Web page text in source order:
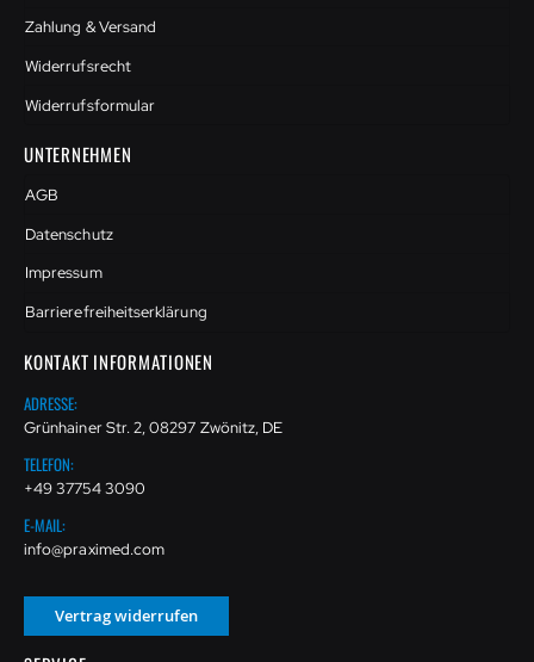
Zahlung & Versand
Widerrufsrecht
Widerrufsformular
UNTERNEHMEN
AGB
Datenschutz
Impressum
Barrierefreiheitserklärung
KONTAKT INFORMATIONEN
ADRESSE:
Grünhainer Str. 2, 08297 Zwönitz, DE
TELEFON:
+49 37754 3090
E-MAIL:
info@praximed.com
Vertrag widerrufen